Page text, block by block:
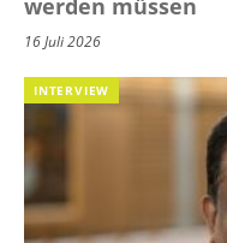
16 Juli 2026
INTERVIEW